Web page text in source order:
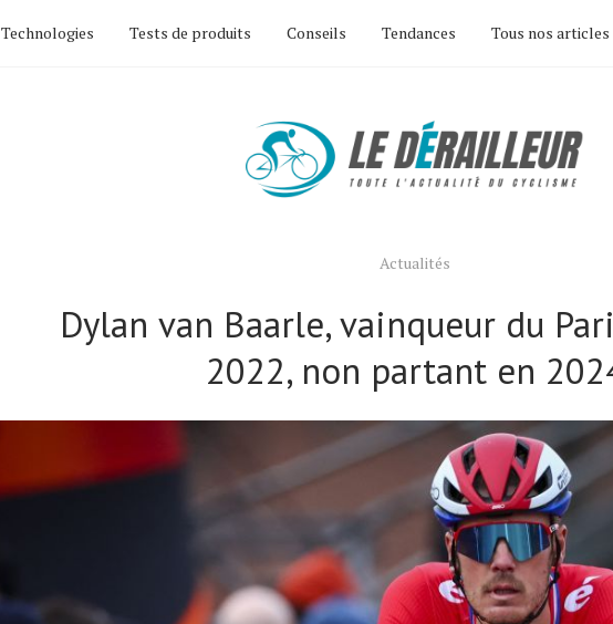
Technologies Tests de produits Conseils Tendances Tous nos articles
Actualités
Dylan van Baarle, vainqueur du
2022, non partant en